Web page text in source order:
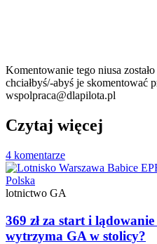
Komentowanie tego niusa
chciałbyś/-abyś je skomentować
wspolpraca@dlapilota.pl
Czytaj więcej
4 komentarze
Polska
lotnictwo GA
369 zł za start i
wytrzyma GA w stolicy?